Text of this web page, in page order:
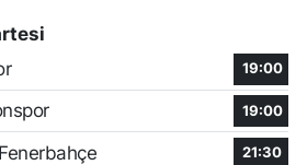
19:00
19:00
21:30